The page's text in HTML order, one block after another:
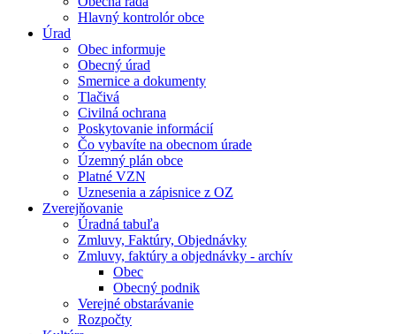
Hlavný kontrolór obce
Úrad
Obec informuje
Obecný úrad
Smernice a dokumenty
Tlačivá
Civilná ochrana
Poskytovanie informácií
Čo vybavíte na obecnom úrade
Územný plán obce
Platné VZN
Uznesenia a zápisnice z OZ
Zverejňovanie
Úradná tabuľa
Zmluvy, Faktúry, Objednávky
Zmluvy, faktúry a objednávky - archív
Obec
Obecný podnik
Verejné obstarávanie
Rozpočty